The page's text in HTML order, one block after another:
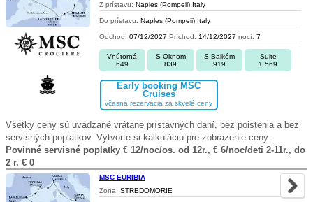
Z prístavu: Naples (Pompeii) Italy
Do prístavu: Naples (Pompeii) Italy
Odchod: 07/12/2027 Príchod: 14/12/2027 nocí: 7
Vnútorná
649
S Oknom
839
S Balkóm
919
Suite
1.569
Early booking MSC
Cruises
včasná rezervácia za skvelé ceny
Všetky ceny sú uvádzané vrátane prístavných daní, bez poistenia a bez
servisných poplatkov. Vytvorte si kalkuláciu pre zobrazenie ceny.
Povinné servisné poplatky € 12/noc/os. od 12r., € 6/noc/deti 2-11r., do
2 r. € 0
MSC EURIBIA
Zona: STREDOMORIE